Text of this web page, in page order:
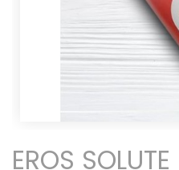
EROS SOLUTE